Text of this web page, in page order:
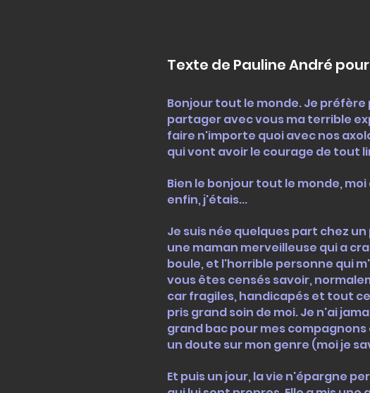
Texte de Pauline André
Bonjour tout le monde. Je
partager avec vous ma terrible
faire n'importe quoi avec nos
qui vont avoir le courage de tout
Bien le bonjour tout le monde,
enfin, j'étais...
Je suis née quelques part chez
une maman merveilleuse qui a
boule, et l'horrible personne qui
vous êtes censés savoir,
car fragiles, handicapés et tout
pris grand soin de moi. Je n'ai
grand bac pour mes
un doute sur mon genre (moi je
Et puis un jour, la vie n'épargne